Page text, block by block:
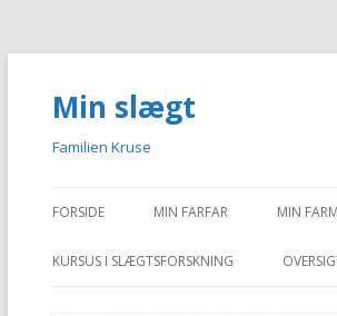
Min slægt
Familien Kruse
FORSIDE MIN FARFAR MIN
KURSUS I SLÆGTSFORSKNING